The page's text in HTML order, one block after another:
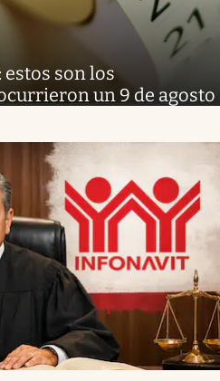
estos son los
un 9 de agosto